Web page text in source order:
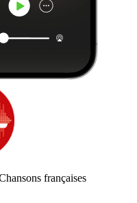
françaises